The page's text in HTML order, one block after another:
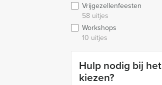
Vrijgezellenfeesten
58 uitjes
Workshops
10 uitjes
Hulp nodig bij het
kiezen?